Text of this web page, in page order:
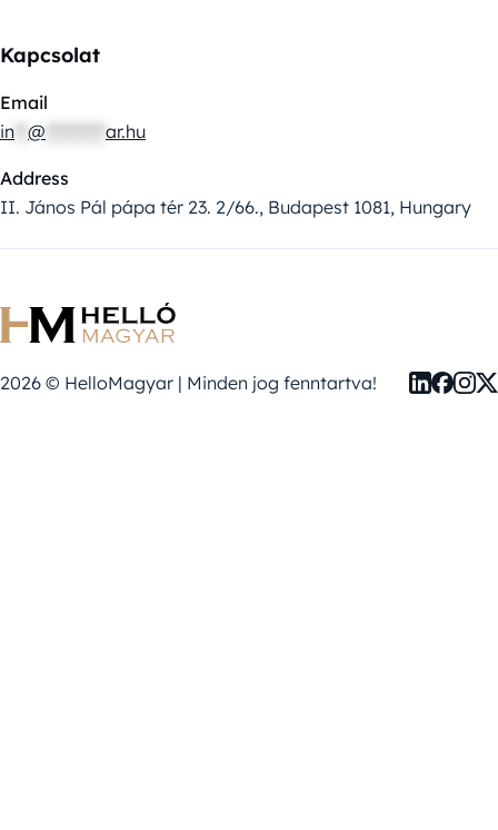
Kapcsolat
Email
in @ ar.hu
Address
II. János Pál pápa tér 23. 2/66., Budapest 1081, Hungary
2026 © HelloMagyar | Minden jog fenntartva!